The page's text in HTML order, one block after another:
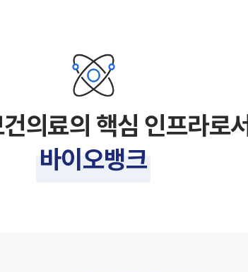
의료의 핵심 인프라로서
바이오뱅크